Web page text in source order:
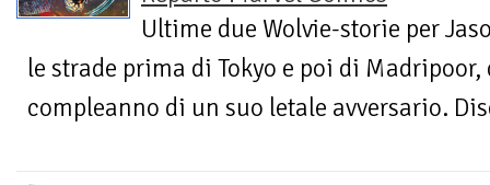
Ultime due Wolvie-storie per
le strade prima di Tokyo e poi di
compleanno di un suo letale avversario.